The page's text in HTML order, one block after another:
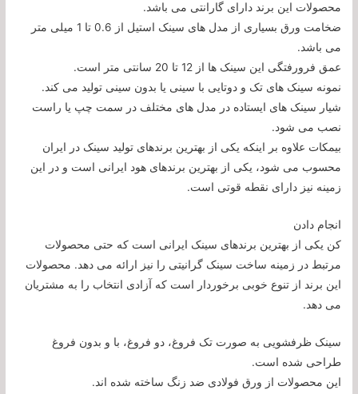
محصولات این برند دارای گارانتی می باشد.
ضخامت ورق بسیاری از مدل های سینک استیل از 0.6 تا 1 میلی متر
می باشد.
عمق فرورفتگی این سینک ها از 12 تا 20 سانتی متر است.
نمونه سینک های تک و دوتایی با سینی یا بدون سینی تولید می کند.
شیار سینک های ایستاده در مدل های مختلف در سمت چپ یا راست
نصب می شود.
بیمکات علاوه بر اینکه یکی از بهترین برندهای تولید سینک در ایران
محسوب می شود، یکی از بهترین برندهای هود ایرانی است و در این
زمینه نیز دارای نقطه قوتی است.
انجام دادن
کن یکی از بهترین برندهای سینک ایرانی است که حتی محصولات
مرتبط در زمینه ساخت سینک گرانیتی را نیز ارائه می دهد. محصولات
این برند از تنوع خوبی برخوردار است که آزادی انتخاب را به مشتریان
می دهد.
سینک ظرفشویی به صورت تک فروغ، دو فروغ، با و بدون فروغ
طراحی شده است.
این محصولات از ورق فولادی ضد زنگ ساخته شده اند.